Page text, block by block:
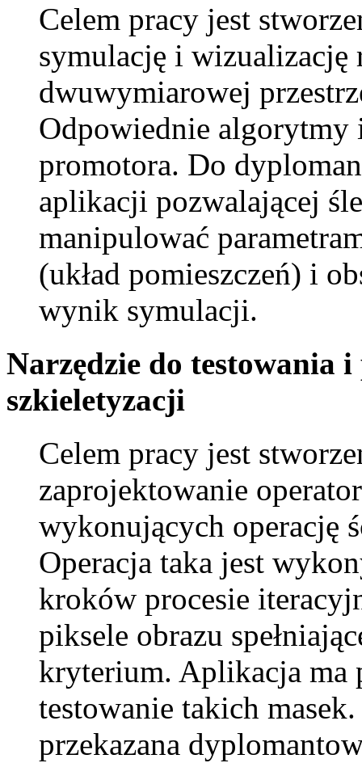
Celem pracy jest
symulację i wizualizację
dwuwymiarowej
Odpowiednie algorytmy
promotora. Do
aplikacji pozwalającej
manipulować
(układ pomieszczeń) i
wynik symulacji.
Narzędzie do testowania
szkieletyzacji
Celem pracy jest
zaprojektowanie
wykonujących operację
Operacja taka jest
kroków procesie
piksele obrazu
kryterium. Aplikacja ma
testowanie takich
przekazana